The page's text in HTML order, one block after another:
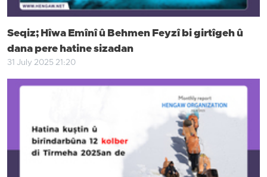
Seqiz; Hîwa Emînî û Behmen Feyzî bi girtîgeh û
dana pere hatine sizadan
31 July 2025 21:20